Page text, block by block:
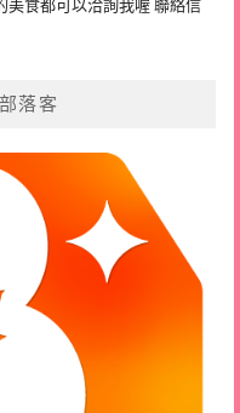
美食都可以洽詢我喔 聯絡信
落客